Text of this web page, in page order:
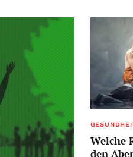
Welche
den